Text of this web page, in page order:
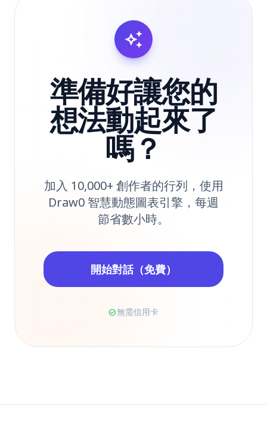
auto_awesome
準備好讓您的
想法動起來了
嗎？
加入 10,000+ 創作者的行列，使用
Draw0 智慧動態圖表引擎，每週
節省數小時。
開始對話（免費）
check_circle無需信用卡